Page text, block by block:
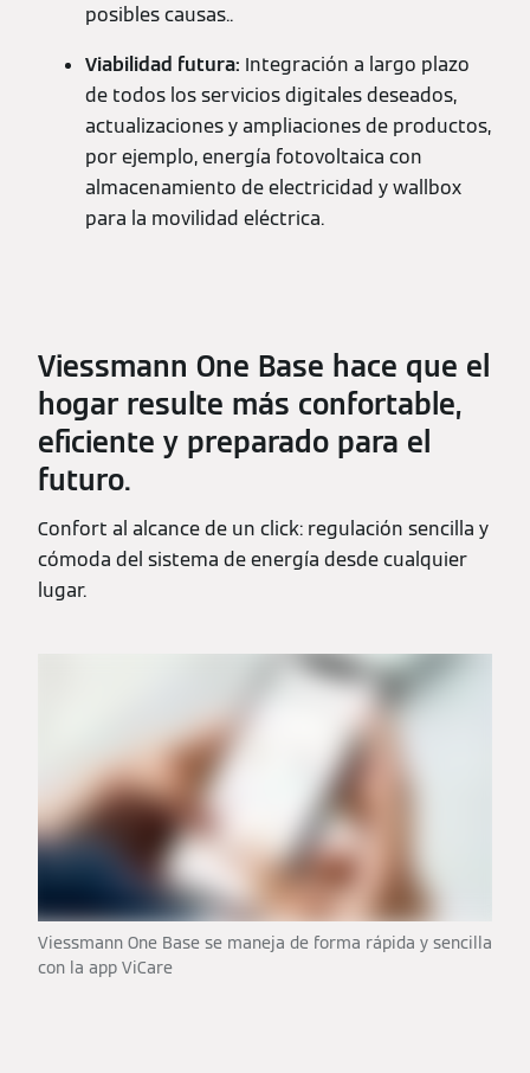
posibles causas..
Viabilidad futura: Integración a largo plazo
de todos los servicios digitales deseados,
actualizaciones y ampliaciones de productos,
por ejemplo, energía fotovoltaica con
almacenamiento de electricidad y wallbox
para la movilidad eléctrica.
Viessmann One Base hace que el
hogar resulte más confortable,
eficiente y preparado para el
futuro.
Confort al alcance de un click: regulación sencilla y
cómoda del sistema de energía desde cualquier
lugar.
Viessmann One Base se maneja de forma rápida y sencilla
con la app ViCare